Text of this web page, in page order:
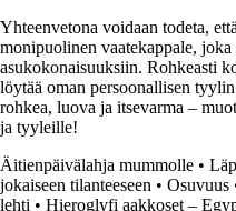
Yhteenvetona voidaan todeta,
monipuolinen vaatekappale,
asukokonaisuuksiin. Rohkeasti
löytää oman persoonallisen
rohkea, luova ja itsevarma –
ja tyyleille!
Äitienpäivälahja mummolle •
jokaiseen tilanteeseen • Osuvuus
lehti • Hieroglyfi aakkoset –